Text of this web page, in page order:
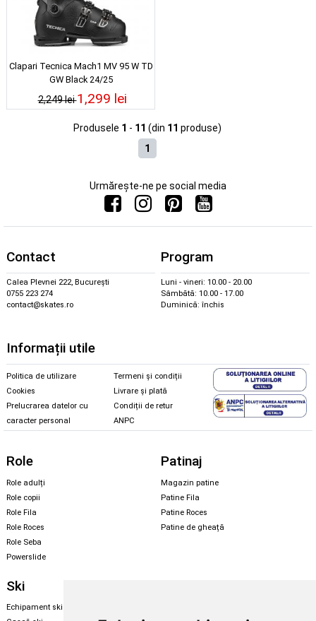
Clapari Tecnica Mach1 MV 95 W TD
GW Black 24/25
2,249 lei1,299 lei
Produsele 1 - 11 (din 11 produse)
1
Urmărește-ne pe social media
Contact
Calea Plevnei 222, București
0755 223 274
contact@skates.ro
Program
Luni - vineri: 10.00 - 20.00
Sâmbătă: 10.00 - 17.00
Duminică: închis
Informații utile
Politica de utilizare
Cookies
Prelucrarea datelor cu
caracter personal
Termeni și condiții
Livrare și plată
Condiții de retur
ANPC
Role
Role adulți
Role copii
Role Fila
Role Roces
Role Seba
Powerslide
Patinaj
Magazin patine
Patine Fila
Patine Roces
Patine de gheață
Ski
Echipament ski